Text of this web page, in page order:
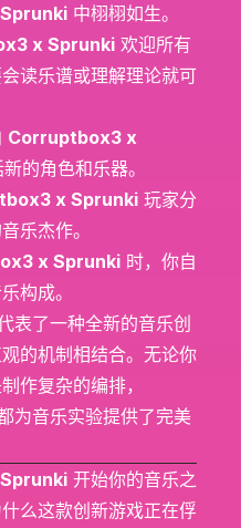
中栩栩如生。
x Sprunki 欢迎所有
读乐谱或理解理论就可
Corruptbox3 x
的角色和乐器。
x Sprunki 玩家分
乐杰作。
x Sprunki 时，你自
构成。
表了一种全新的音乐创
的机制相结合。无论你
作复杂的编排，
为音乐实验提供了完美
开始你的音乐之
么这款创新游戏正在俘